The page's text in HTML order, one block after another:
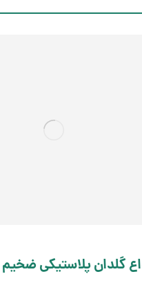
گلدان پلاستیکی